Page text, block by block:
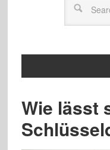
Wie lässt